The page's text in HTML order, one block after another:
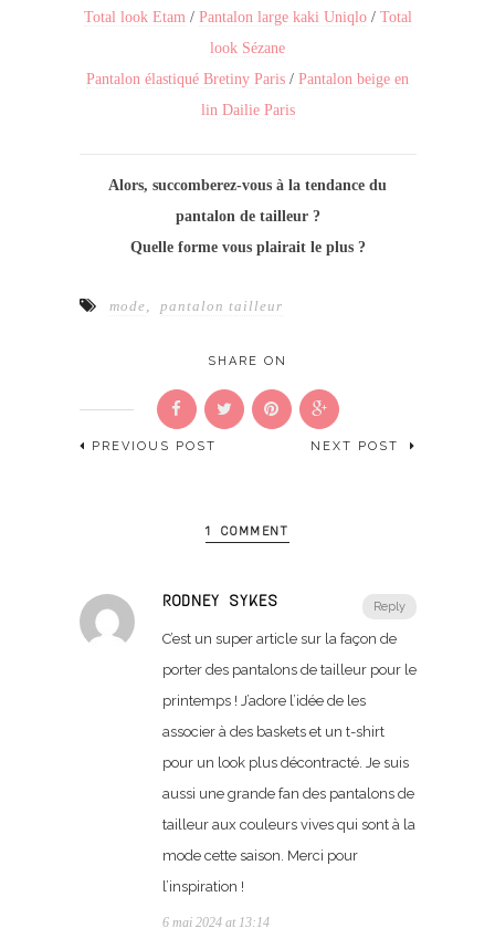
Total look Etam / Pantalon large kaki Uniqlo/ Total
look Sézane
Pantalon élastiqué Bretiny Paris / Pantalon beige en
lin Dailie Paris
Alors, succomberez-vous à la tendance du
pantalon de tailleur ?
Quelle forme vous plairait le plus ?
mode pantalon tailleur
SHARE ON
PREVIOUS POST NEXT POST
1 COMMENT
Reply
RODNEY SYKES
C’est un super article sur la façon de
porter des pantalons de tailleur pour le
printemps ! J’adore l’idée de les
associer à des baskets et un t-shirt
pour un look plus décontracté. Je suis
aussi une grande fan des pantalons de
tailleur aux couleurs vives qui sont à la
mode cette saison. Merci pour
l’inspiration !
6 mai 2024 at 13:14